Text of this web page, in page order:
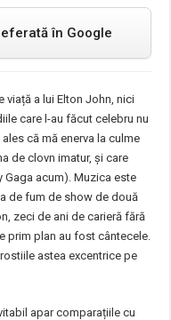
în Google
a lui Elton John, nici
care l-au făcut celebru nu
că mă enerva la culme
de clovn imatur, și care
acum). Muzica este
de fum de show de două
zeci de ani de carieră fără
prim plan au fost cântecele.
astea excentrice pe
apar comparațiile cu